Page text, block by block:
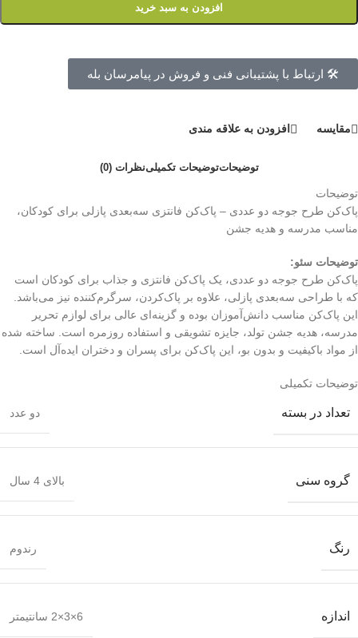
افزودن به سبد خرید
🛠 ارتباط با پشتیبانی فنی و فروش در پیامرسان بله
مقايسه افزودن به علاقه مندی
توضیحاتتوضیحات تکمیلینظرات (0)
توضیحات
پاک‌کن طرح جوجه دو عددی – پاک‌کن فانتزی سه‌بعدی پازلی برای کودکان،
مناسب مدرسه و هدیه جشن
توضیحات سئو:
پاک‌کن طرح جوجه دو عددی، یک پاک‌کن فانتزی و جذاب برای کودکان است
که با طراحی سه‌بعدی پازلی، علاوه بر پاک‌کردن، سرگرم‌کننده نیز می‌باشد.
این پاک‌کن مناسب دانش‌آموزان بوده و گزینه‌ای عالی برای لوازم تحریر
مدرسه، هدیه جشن تولد، جایزه تشویقی و استفاده روزمره است. ساخته شده
از مواد باکیفیت و بدون بو، این پاک‌کن برای پسران و دختران ایده‌آل است.
توضیحات تکمیلی
تعداد در بسته دو عدد
گروه سنی بالای 4 سال
رنگ رندوم
اندازه 6×3×2 سانتیمتر